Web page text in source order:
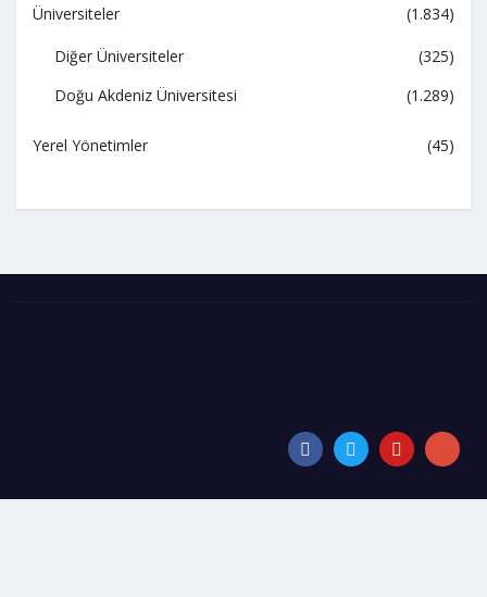
Üniversiteler
(1.834)
Diğer Üniversiteler
(325)
Doğu Akdeniz Üniversitesi
(1.289)
Yerel Yönetimler (45)